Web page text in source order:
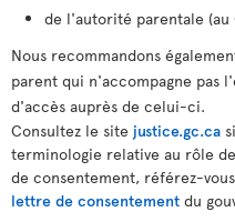
de l'autorité parentale (au
Nous recommandons
parent qui n'accompagne pas
d'accès auprès de celui-ci.
Consultez le site justice.gc.ca
terminologie relative au rôle
de consentement, référez-
lettre de consentement du